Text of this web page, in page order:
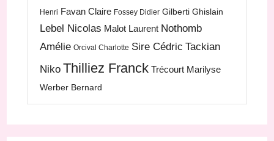
Henri Favan Claire Fossey Didier Gilberti Ghislain
Lebel Nicolas Malot Laurent Nothomb
Amélie Orcival Charlotte Sire Cédric Tackian
Niko Thilliez Franck Trécourt Marilyse
Werber Bernard